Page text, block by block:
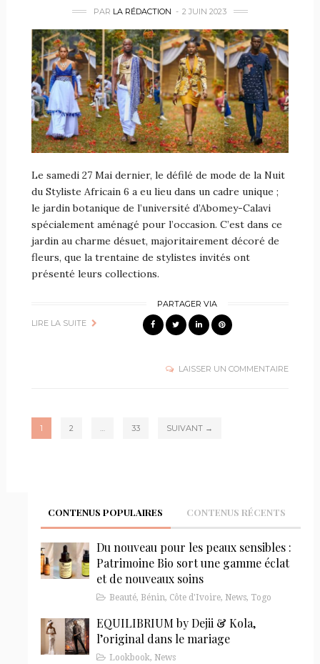
PAR LA RÉDACTION 2 JUIN 2023
Le samedi 27 Mai dernier, le défilé de mode de la Nuit
du Styliste Africain 6 a eu lieu dans un cadre unique ;
le jardin botanique de l’université d’Abomey-Calavi
spécialement aménagé pour l’occasion. C’est dans ce
jardin au charme désuet, majoritairement décoré de
fleurs, que la trentaine de stylistes invités ont
présenté leurs collections.
LIRE LA SUITE
PARTAGER VIA
LAISSER UN COMMENTAIRE
1 2 … 33 SUIVANT →
CONTENUS POPULAIRES CONTENUS RÉCENTS
Du nouveau pour les peaux sensibles :
Patrimoine Bio sort une gamme éclat
et de nouveaux soins
Beauté, Bénin, Côte d'Ivoire, News, Togo
EQUILIBRIUM by Dejii & Kola,
l’original dans le mariage
Lookbook, News